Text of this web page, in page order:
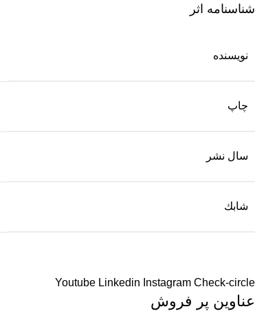
شناسنامه اثر
نویسنده
چاپ
سال نشر
شابك
Youtube Linkedin Instagram Check-circle
عناوین پر فروش